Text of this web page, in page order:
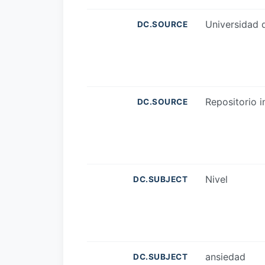
DC.SOURCE Universidad
DC.SOURCE Repositorio
DC.SUBJECT Nivel
DC.SUBJECT ansiedad